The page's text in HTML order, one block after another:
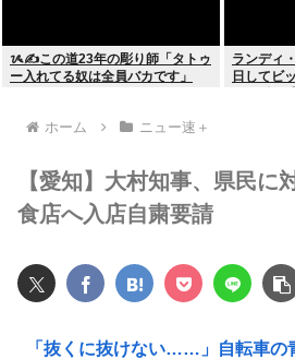
ᝰ✍この道23年の彫り師「タトゥ
ー入れてる奴は全員バカです」
ランディ
日してビ
ホーム ニュー速＋
【愛知】大村知事、県民に
食店へ入店自粛要請
「抜くに抜けない……」自転車の